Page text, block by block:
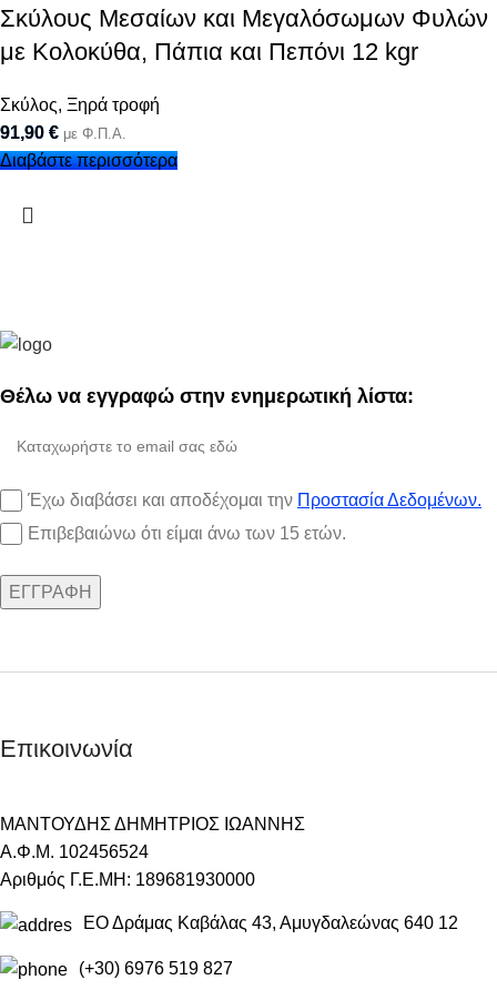
Σκύλους Μεσαίων και Μεγαλόσωμων Φυλών
με Κολοκύθα, Πάπια και Πεπόνι 12 kgr
Σκύλος, Ξηρά τροφή
91,90 € με Φ.Π.Α.
Διαβάστε περισσότερα
Θέλω να εγγραφώ στην ενημερωτική λίστα:
Έχω διαβάσει και αποδέχομαι την Προστασία Δεδομένων.
Επιβεβαιώνω ότι είμαι άνω των 15 ετών.
Επικοινωνία
ΜΑΝΤΟΥΔΗΣ ΔΗΜΗΤΡΙΟΣ ΙΩΑΝΝΗΣ
Α.Φ.Μ. 102456524
Αριθμός Γ.Ε.ΜΗ: 189681930000
ΕΟ Δράμας Καβάλας 43, Αμυγδαλεώνας 640 12
(+30) 6976 519 827